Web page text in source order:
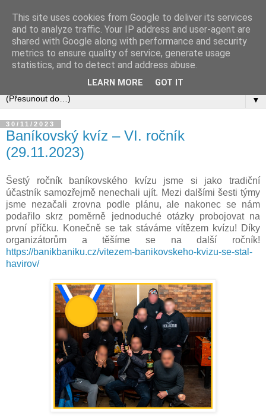
▼
30/11/2023
Baníkovský kvíz – VI. ročník
(29.11.2023)
Šestý ročník baníkovského kvízu jsme si jako tradiční
účastník samozřejmě nenechali ujít. Mezi dalšími šesti týmy
jsme nezačali zrovna podle plánu, ale nakonec se nám
podařilo skrz poměrně jednoduché otázky probojovat na
první příčku. Konečně se tak stáváme vítězem kvízu! Díky
organizátorům a těšíme se na další ročník!
https://banikbaniku.cz/vitezem-banikovskeho-kvizu-se-stal-
havirov/
This site uses cookies from Google to deliver its services
and to analyze traffic. Your IP address and user-agent are
shared with Google along with performance and security
metrics to ensure quality of service, generate usage
statistics, and to detect and address abuse.
LEARN MORE GOT IT